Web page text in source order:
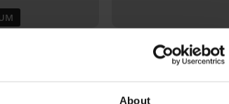
About
Bh Pieces Namee Triangle
25,99 €